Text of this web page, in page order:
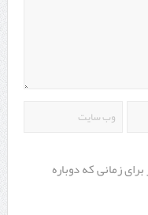
زمانی که دوباره